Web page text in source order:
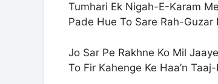
Tumhari Ek Nigah-E-Karam
Pade Hue To Sare Rah-Guzar
Jo Sar Pe Rakhne Ko Mil
To Fir Kahenge Ke Haa’n